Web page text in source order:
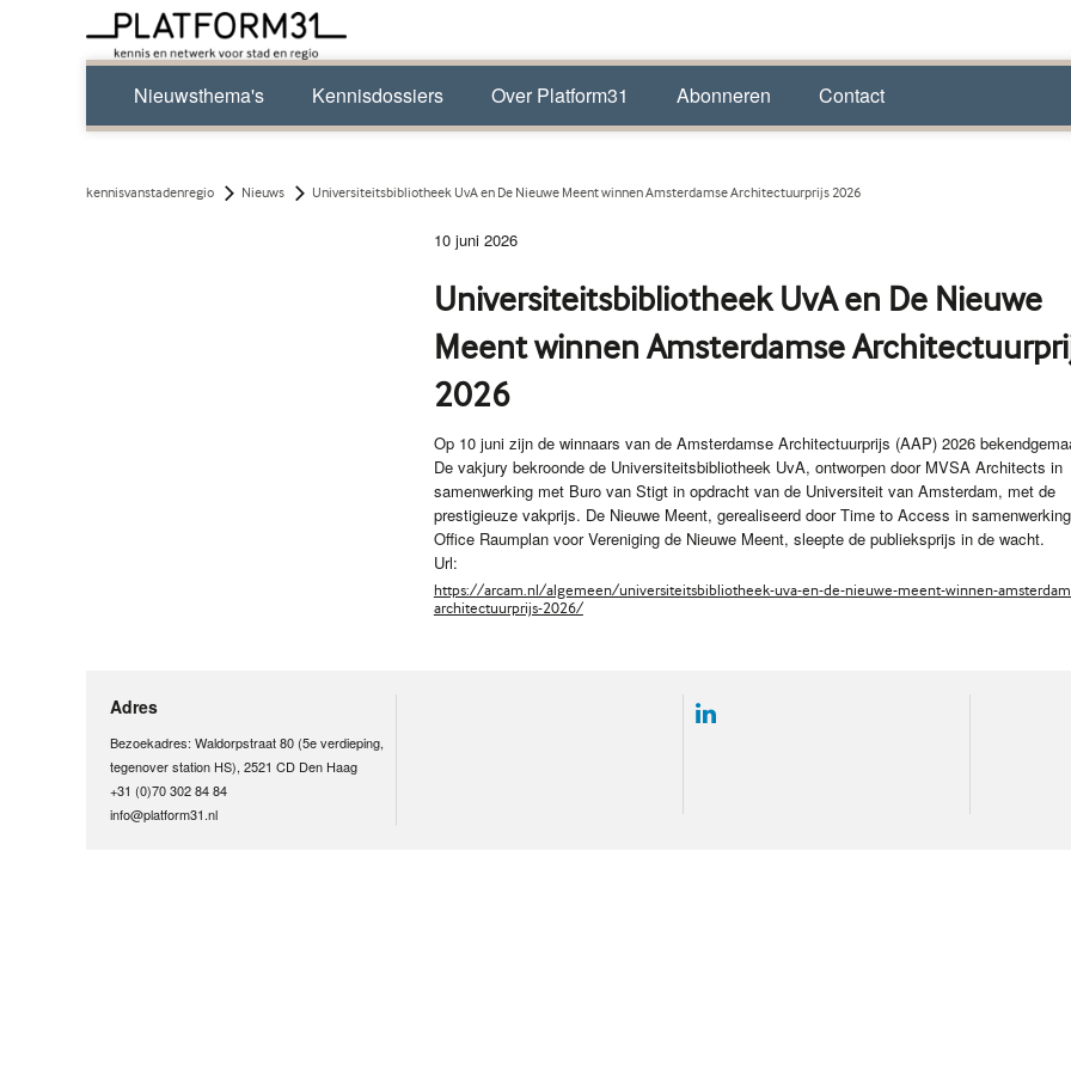
Nieuwsthema's Kennisdossiers Over Platform31 Abonneren Contact
kennisvanstadenregio Nieuws Universiteitsbibliotheek UvA en De Nieuwe Meent winnen Amsterdamse Architectuurprijs 2026
10 juni 2026
Universiteitsbibliotheek UvA en De Nieuwe
Meent winnen Amsterdamse
2026
Op 10 juni zijn de winnaars van de Amsterdamse Architectuurprijs (AAP) 2026
De vakjury bekroonde de Universiteitsbibliotheek UvA, ontworpen door MVSA Architects in
samenwerking met Buro van Stigt in opdracht van de Universiteit van Amsterdam, met de
prestigieuze vakprijs. De Nieuwe Meent, gerealiseerd door Time to Access in
Office Raumplan voor Vereniging de Nieuwe Meent, sleepte de publieksprijs in de wacht.
Url:
https://arcam.nl/algemeen/universiteitsbibliotheek-uva-en-de-nieuwe-meent-winnen-
architectuurprijs-2026/
Adres
Bezoekadres: Waldorpstraat 80 (5e verdieping,
tegenover station HS), 2521 CD Den Haag
+31 (0)70 302 84 84
info@platform31.nl